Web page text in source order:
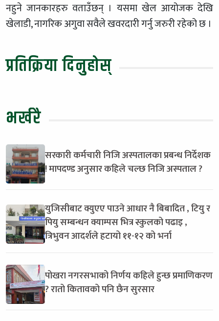
नहुने जानकारहरु वताउँछन् । यसमा खेल आयोजक देखि
खेलाडी, नागरिक अगुवा सवैले खवरदारी गर्नु जरुरी रहेको छ ।
प्रतिक्रिया दिनुहोस्
भर्खरै
सरकारी कर्मचारी निजि अस्पतालका प्रबन्ध निर्देशक
! मापदण्ड अनुसार कहिले चल्छ निजि अस्पताल ?
युजिसीबाट क्युएए पाउने आधार नै बिबादित , टियु र
पियु सम्बन्धन क्याम्पस भित्र स्कुलको पढाइ ,
त्रिभुवन आदर्शले हटायो ११-१२ को भर्ना
पोखरा नगरसभाको निर्णय कहिले हुन्छ प्रमाणिकरण
? रातो कितावको पनि छैन सुरसार